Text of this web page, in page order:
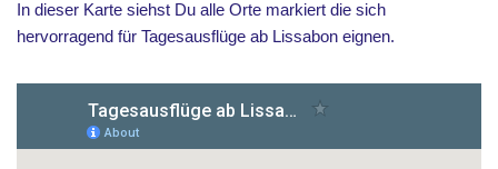
In dieser Karte siehst Du alle Orte markiert die sich
hervorragend für Tagesausflüge ab Lissabon eignen.